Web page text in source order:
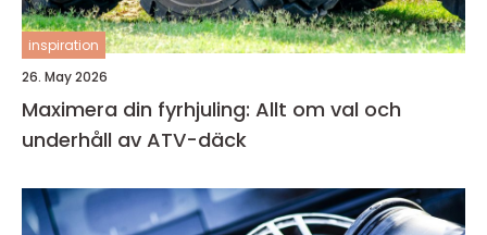
inspiration
26. May 2026
Maximera din fyrhjuling: Allt om val och
underhåll av ATV-däck